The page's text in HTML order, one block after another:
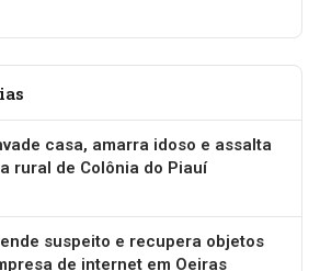
casa, amarra idoso e assalta
rural de Colônia do Piauí
suspeito e recupera objetos
de internet em Oeiras